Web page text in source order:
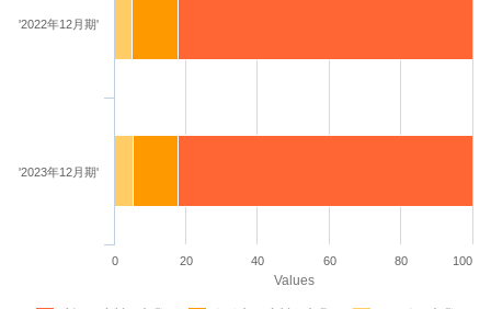
Values
'2022年12月期'
'2023年12月期'
0 20 40 60 80 100